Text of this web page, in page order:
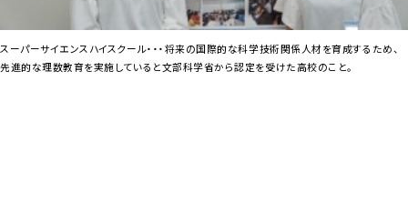
スーパーサイエンスハイスクール・・・将来の国際的な科学技術関係人材を育成するため、
先進的な理数教育を実施していると文部科学省から認定を受けた高校のこと。